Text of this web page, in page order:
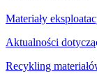
Materiały
Aktualności
Recykling